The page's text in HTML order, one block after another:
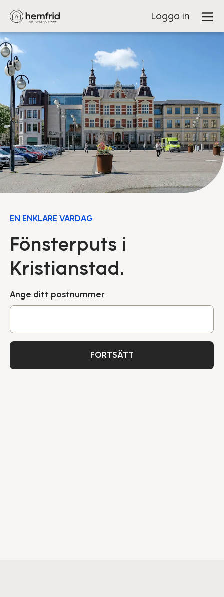
Logga in
EN ENKLARE VARDAG
Fönsterputs i
Kristianstad.
Ange ditt postnummer
FORTSÄTT